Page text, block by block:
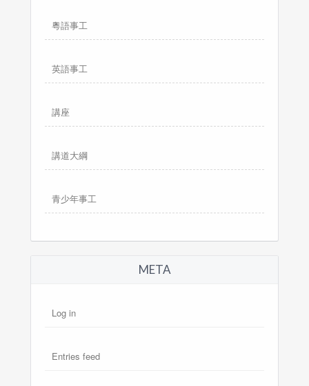
粵語事工
英語事工
講座
講道大綱
青少年事工
META
Log in
Entries feed